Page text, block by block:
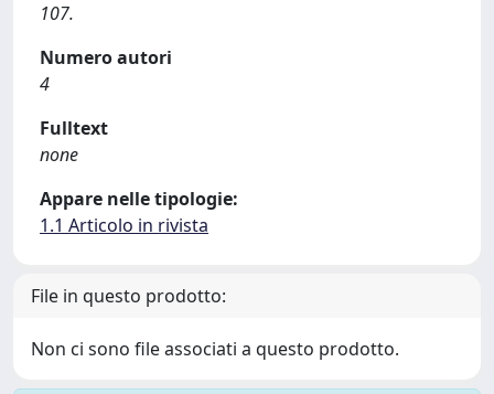
107.
Numero autori
4
Fulltext
none
Appare nelle tipologie:
1.1 Articolo in rivista
File in questo prodotto:
Non ci sono file associati a questo prodotto.